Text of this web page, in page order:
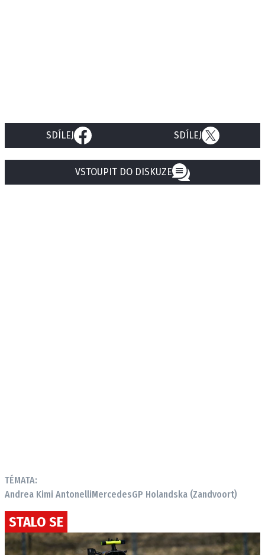
SDÍLEJ SDÍLEJ
VSTOUPIT DO DISKUZE
TÉMATA:
Andrea Kimi AntonelliMercedesGP Holandska (Zandvoort)
STALO SE